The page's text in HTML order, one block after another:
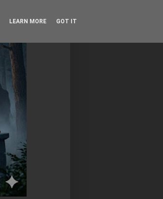
LEARN MORE GOT IT